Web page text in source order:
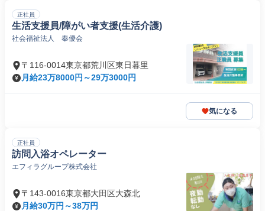
正社員
生活支援員/障がい者支援(生活介護)
社会福祉法人 奉優会
〒116-0014東京都荒川区東日暮里
月給23万8000円～29万3000円
気になる
正社員
訪問入浴オペレーター
エフィラグループ株式会社
〒143-0016東京都大田区大森北
月給30万円～38万円